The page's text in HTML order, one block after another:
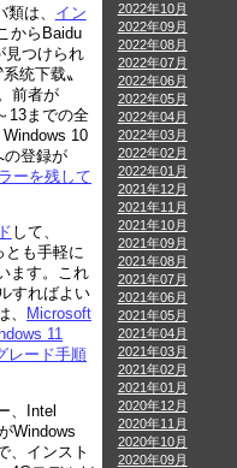
は、 イン
からBaidu
見つけられ
统下载〟
前者が
13までの全
10
の登録が
ーを残して
して、
とも手軽に
ます。これ
すればよい
、
Microsoft
11
レード手順
、Intel
Windows
、インスト
2022年10月
2022年09月
2022年08月
2022年07月
2022年06月
2022年05月
2022年04月
2022年03月
2022年02月
2022年01月
2021年12月
2021年11月
2021年10月
2021年09月
2021年08月
2021年07月
2021年06月
2021年05月
2021年04月
2021年03月
2021年02月
2021年01月
2020年12月
2020年11月
2020年10月
2020年09月